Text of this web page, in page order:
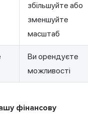
збільшуйте або
зменшуйте
масштаб
Ви орендуєте
можливості
фінансову